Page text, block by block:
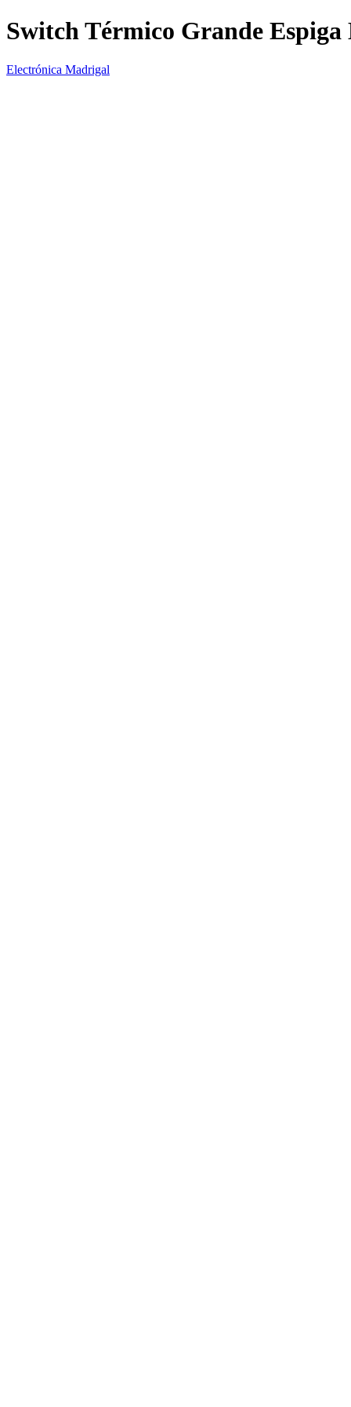
Switch Térmico Grande Espiga
Electrónica Madrigal